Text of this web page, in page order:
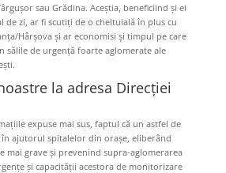
sau Grădina. Aceștia, beneficiind și ei
de zi, ar fi scutiți de o cheltuială în plus cu
Hârșova și ar economisi și timpul pe care
sălile de urgență foarte aglomerate ale
la adresa Direcției
expuse mai sus, faptul că un astfel de
ajutorul spitalelor din orașe, eliberând
mai grave și prevenind supra-aglomerarea
și capacității acestora de monitorizare